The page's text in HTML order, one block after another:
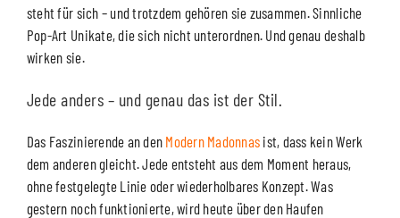
steht für sich – und trotzdem gehören sie zusammen. Sinnliche
Pop-Art Unikate, die sich nicht unterordnen. Und genau deshalb
wirken sie.
Jede anders – und genau das ist der Stil.
Das Faszinierende an den Modern Madonnas ist, dass kein Werk
dem anderen gleicht. Jede entsteht aus dem Moment heraus,
ohne festgelegte Linie oder wiederholbares Konzept. Was
gestern noch funktionierte, wird heute über den Haufen